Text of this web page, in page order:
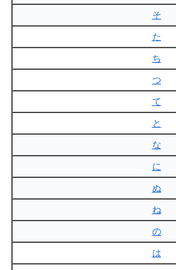
そ
た
ち
つ
て
と
な
に
ぬ
ね
の
は